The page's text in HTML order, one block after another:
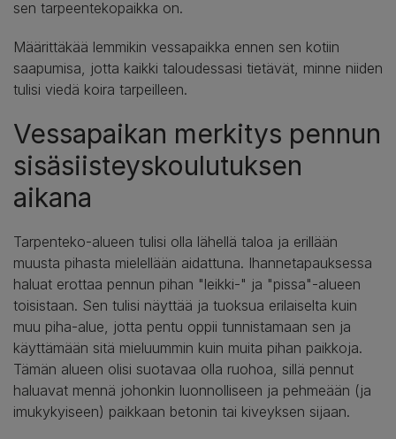
sen tarpeentekopaikka on.
Määrittäkää lemmikin vessapaikka ennen sen kotiin
saapumisa, jotta kaikki taloudessasi tietävät, minne niiden
tulisi viedä koira tarpeilleen.
Vessapaikan merkitys pennun
sisäsiisteyskoulutuksen
aikana
Tarpenteko-alueen tulisi olla lähellä taloa ja erillään
muusta pihasta mielellään aidattuna. Ihannetapauksessa
haluat erottaa pennun pihan "leikki-" ja "pissa"-alueen
toisistaan. Sen tulisi näyttää ja tuoksua erilaiselta kuin
muu piha-alue, jotta pentu oppii tunnistamaan sen ja
käyttämään sitä mieluummin kuin muita pihan paikkoja.
Tämän alueen olisi suotavaa olla ruohoa, sillä pennut
haluavat mennä johonkin luonnolliseen ja pehmeään (ja
imukykyiseen) paikkaan betonin tai kiveyksen sijaan.